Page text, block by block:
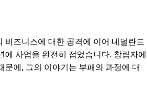
즈니스에 대한 공격에 이어 네덜란드
사업을 완전히 접었습니다. 창립자에
에, 그의 이야기는 부패의 과정에 대